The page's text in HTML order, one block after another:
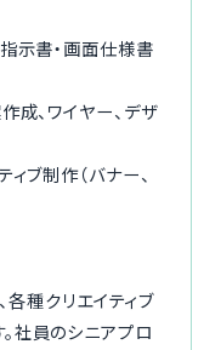
ログイン
指示書・画面仕様書
成、ワイヤー、デザ
ブ制作（バナー、
種クリエイティブ
社員のシニアプロ